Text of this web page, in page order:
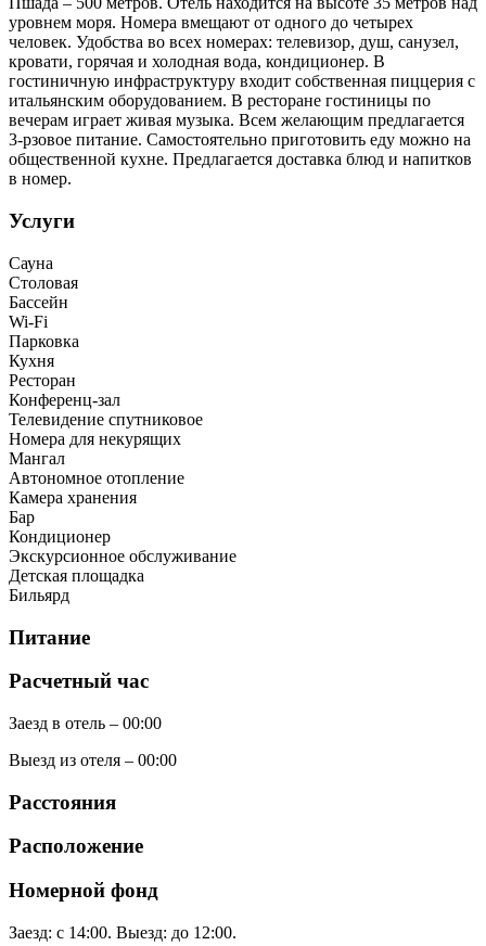
уровнем моря. Номера вмещают от одного до четырех
человек. Удобства во всех номерах: телевизор, душ, санузел,
кровати, горячая и холодная вода, кондиционер. В
гостиничную инфраструктуру входит собственная пиццерия с
итальянским оборудованием. В ресторане гостиницы по
вечерам играет живая музыка. Всем желающим предлагается
3-рзовое питание. Самостоятельно приготовить еду можно на
общественной кухне. Предлагается доставка блюд и напитков
в номер.
Услуги
Сауна
Столовая
Бассейн
Wi-Fi
Парковка
Кухня
Ресторан
Конференц-зал
Телевидение спутниковое
Номера для некурящих
Мангал
Автономное отопление
Камера хранения
Бар
Кондиционер
Экскурсионное обслуживание
Детская площадка
Бильярд
Питание
Расчетный час
Заезд в отель – 00:00
Выезд из отеля – 00:00
Расстояния
Расположение
Номерной фонд
Заезд: с 14:00. Выезд: до 12:00.